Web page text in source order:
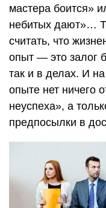
мастера боится»
небитых дают»…
считать, что
опыт — это залог
так и в делах. И
опыте нет ничего
неуспеха», а
предпосылки в